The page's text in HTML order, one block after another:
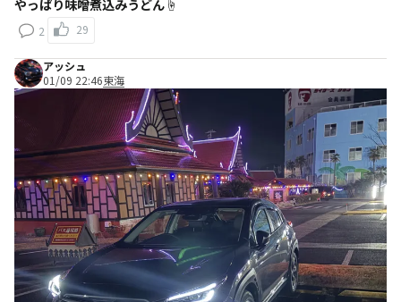
やっぱり味噌煮込みうどん☝️
2 29
アッシュ
01/09 22:46東海